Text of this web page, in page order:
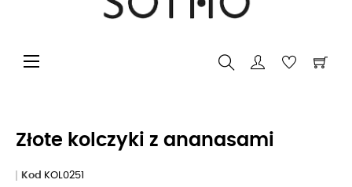
Przełącz nawigację
☰
Złote kolczyki z ananasami
Kod KOL0251